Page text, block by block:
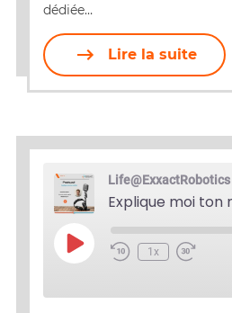
dédiée…
Lire la suite
Life@ExxactRobotics
Play
Episode
1x